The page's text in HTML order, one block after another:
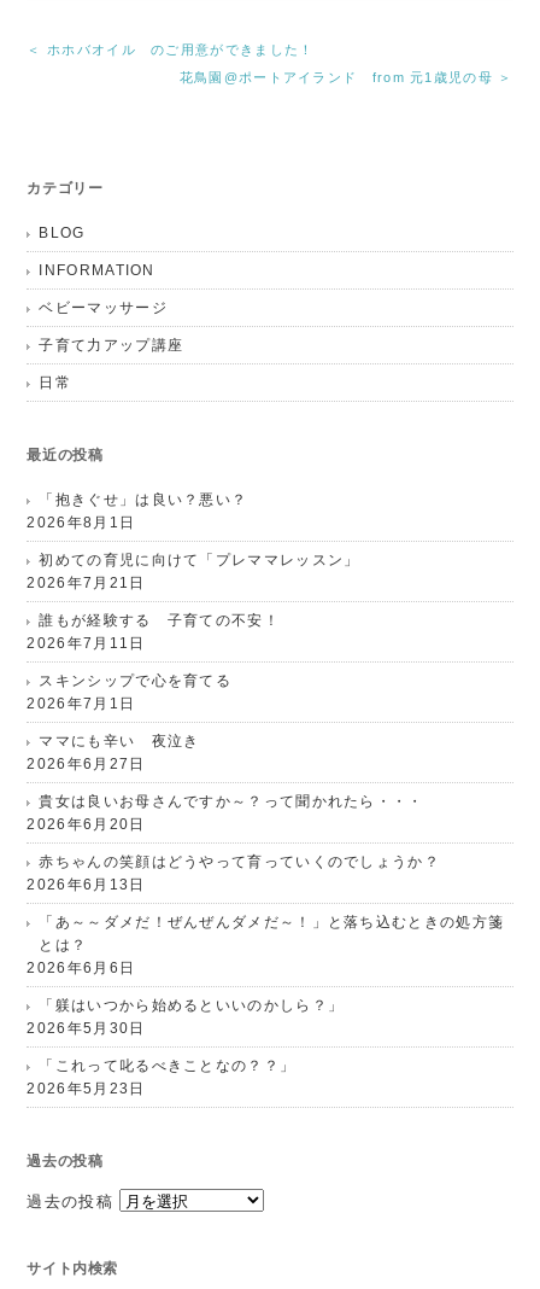
＜ ホホバオイル のご用意ができました！
花鳥園@ポートアイランド from 元1歳児の母 ＞
カテゴリー
BLOG
INFORMATION
ベビーマッサージ
子育て力アップ講座
日常
最近の投稿
「抱きぐせ」は良い？悪い？
2026年8月1日
初めての育児に向けて「プレママレッスン」
2026年7月21日
誰もが経験する 子育ての不安！
2026年7月11日
スキンシップで心を育てる
2026年7月1日
ママにも辛い 夜泣き
2026年6月27日
貴女は良いお母さんですか～？って聞かれたら・・・
2026年6月20日
赤ちゃんの笑顔はどうやって育っていくのでしょうか？
2026年6月13日
「あ～～ダメだ！ぜんぜんダメだ～！」と落ち込むときの処方箋
とは？
2026年6月6日
「躾はいつから始めるといいのかしら？」
2026年5月30日
「これって叱るべきことなの？？」
2026年5月23日
過去の投稿
過去の投稿
サイト内検索